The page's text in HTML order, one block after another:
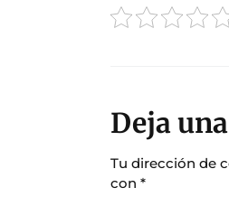
Deja
Tu dirección de
con *